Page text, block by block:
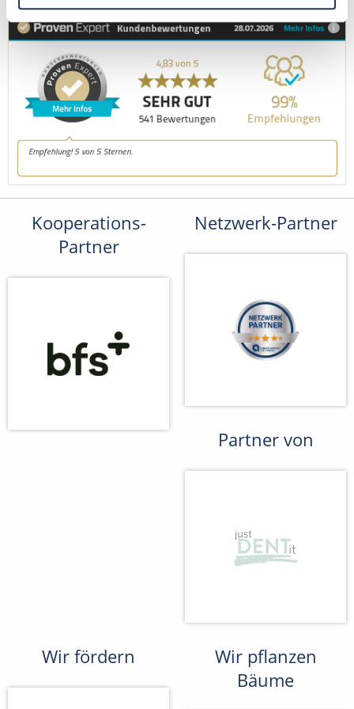
Kooperations-
Partner
Netzwerk-Partner
Partner von
Wir fördern
Wir pflanzen
Bäume